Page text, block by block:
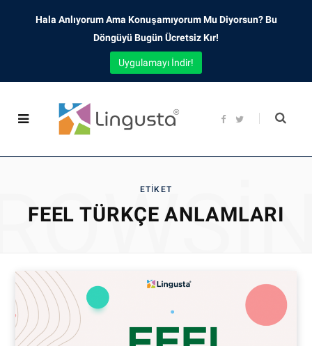
F
b
t
ETIKET
FEEL TÜRKÇE ANLAMLARI
Hala Anlıyorum Ama Konuşamıyorum Mu Diyorsun? Bu
Döngüyü Bugün Ücretsiz Kır!
Uygulamayı İndir!